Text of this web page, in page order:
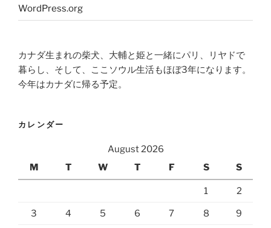
WordPress.org
カナダ生まれの柴犬、大輔と姫と一緒にパリ、リヤドで
暮らし、そして、ここソウル生活もほぼ3年になります。
今年はカナダに帰る予定。
カレンダー
August 2026
M
T W T F S S
1 2
3 4 5 6 7 8 9